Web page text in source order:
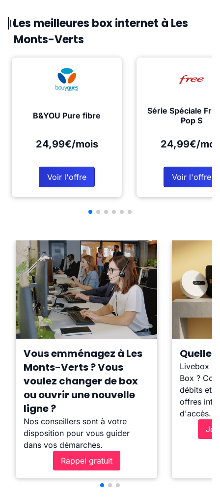
Les meilleures box internet à Les
Monts-Verts
B&YOU Pure fibre
24,99€/mois
Voir l'offre
Série Spéciale
Pop S
24,99€/
Voir l'offre
Vous emménagez à Les
Monts-Verts ? Vous
voulez changer de box
ou ouvrir une nouvelle
ligne ?
Nos conseillers sont à votre
disposition pour vous guider
dans vos démarches.
Rappel gratuit
Quelle
Livebox ?
Box ?
débits et
offres
d'accès.
Je